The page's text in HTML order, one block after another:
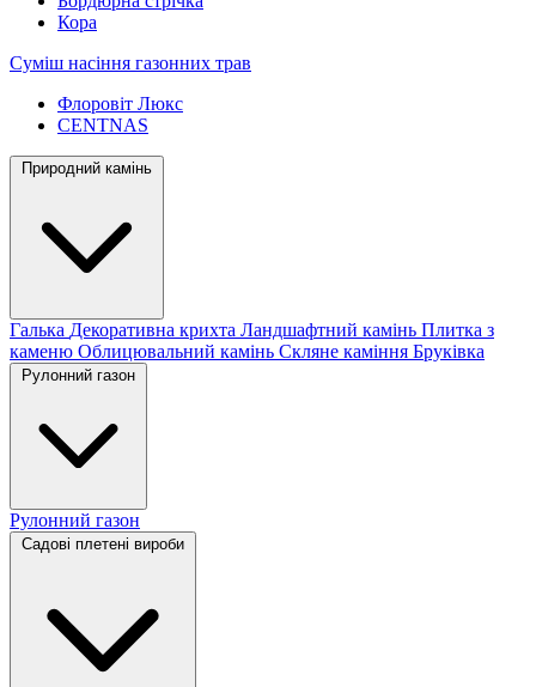
Кора
Суміш насіння газонних трав
Флоровіт Люкс
СENTNAS
Природний камінь
Галька Декоративна крихта Ландшафтний камінь Плитка з
каменю Облицювальний камінь Скляне каміння Бруківка
Рулонний газон
Рулонний газон
Садові плетені вироби